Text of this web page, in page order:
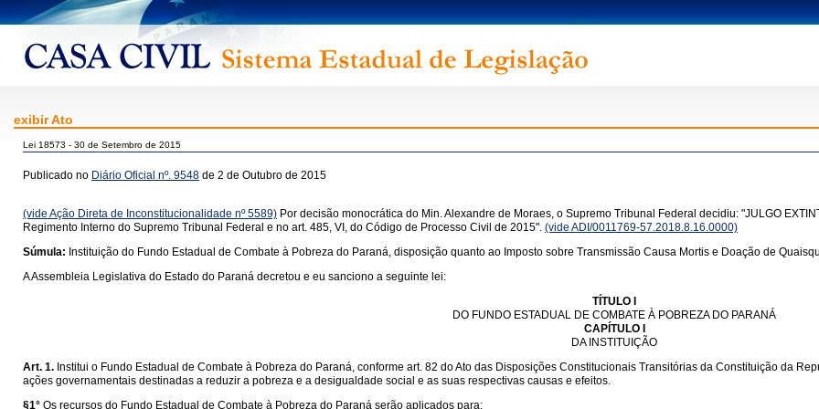
exibir Ato
Lei 18573 - 30 de Setembro de 2015
Publicado no Diário Oficial nº. 9548 de 2 de Outubro de 2015
(vide Ação Direta de Inconstitucionalidade nº 5589) Por decisão monocrática do Min. Alexandre de Moraes, o Supremo Tribunal Federal decidiu: "JULGO
Regimento Interno do Supremo Tribunal Federal e no art. 485, VI, do Código de Processo Civil de 2015". (vide ADI/0011769-57.2018.8.16.0000)
Súmula: Instituição do Fundo Estadual de Combate à Pobreza do Paraná, disposição quanto ao Imposto sobre Transmissão Causa Mortis e Doação de
A Assembleia Legislativa do Estado do Paraná decretou e eu sanciono a seguinte lei:
TÍTULO I
DO FUNDO ESTADUAL DE COMBATE À POBREZA DO PARANÁ
CAPÍTULO I
DA INSTITUIÇÃO
Art. 1. Institui o Fundo Estadual de Combate à Pobreza do Paraná, conforme art. 82 do Ato das Disposições Constitucionais Transitórias da Constituição da
ações governamentais destinadas a reduzir a pobreza e a desigualdade social e as suas respectivas causas e efeitos.
§1° Os recursos do Fundo Estadual de Combate à Pobreza do Paraná serão aplicados para: